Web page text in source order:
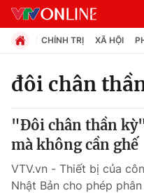
Chuyên mục
Chính trị
Xã hội
CHÍNH TRỊ XÃ HỘI
đôi chân
"Đôi chân thần
mà không cần ghế
VTV.vn - Thiết bị của
Nhật Bản cho phép